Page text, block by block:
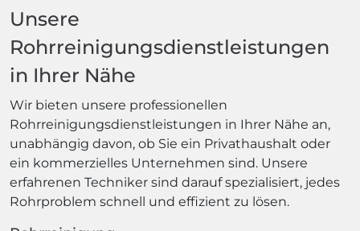
Unsere
Rohrreinigungsdienstleistungen
in Ihrer Nähe
Wir bieten unsere professionellen
Rohrreinigungsdienstleistungen in Ihrer Nähe an,
unabhängig davon, ob Sie ein Privathaushalt oder
ein kommerzielles Unternehmen sind. Unsere
erfahrenen Techniker sind darauf spezialisiert, jedes
Rohrproblem schnell und effizient zu lösen.